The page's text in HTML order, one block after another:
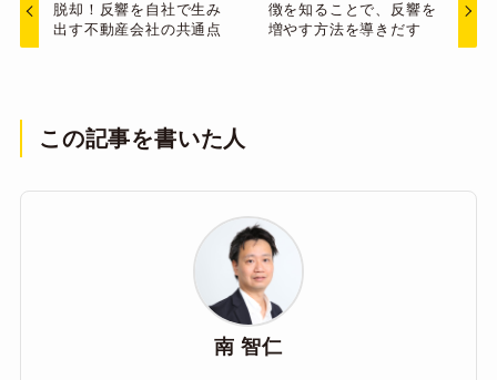
脱却！反響を自社で生み
出す不動産会社の共通点
徴を知ることで、反響を
増やす方法を導きだす
この記事を書いた人
南 智仁